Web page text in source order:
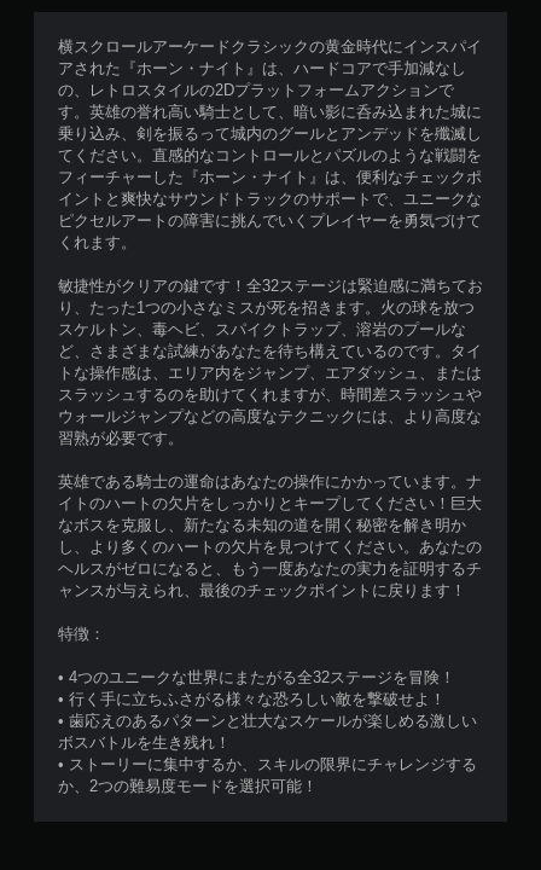
横スクロールアーケードクラシックの黄金時代にインスパイ
アされた『ホーン・ナイト』は、ハードコアで手加減なし
の、レトロスタイルの2Dプラットフォームアクションで
す。英雄の誉れ高い騎士として、暗い影に呑み込まれた城に
乗り込み、剣を振るって城内のグールとアンデッドを殲滅し
てください。直感的なコントロールとパズルのような戦闘を
フィーチャーした『ホーン・ナイト』は、便利なチェックポ
イントと爽快なサウンドトラックのサポートで、ユニークな
ピクセルアートの障害に挑んでいくプレイヤーを勇気づけて
くれます。
敏捷性がクリアの鍵です！全32ステージは緊迫感に満ちてお
り、たった1つの小さなミスが死を招きます。火の球を放つ
スケルトン、毒ヘビ、スパイクトラップ、溶岩のプールな
ど、さまざまな試練があなたを待ち構えているのです。タイ
トな操作感は、エリア内をジャンプ、エアダッシュ、または
スラッシュするのを助けてくれますが、時間差スラッシュや
ウォールジャンプなどの高度なテクニックには、より高度な
習熟が必要です。
英雄である騎士の運命はあなたの操作にかかっています。ナ
イトのハートの欠片をしっかりとキープしてください！巨大
なボスを克服し、新たなる未知の道を開く秘密を解き明か
し、より多くのハートの欠片を見つけてください。あなたの
ヘルスがゼロになると、もう一度あなたの実力を証明するチ
ャンスが与えられ、最後のチェックポイントに戻ります！
特徴：
• 4つのユニークな世界にまたがる全32ステージを冒険！
• 行く手に立ちふさがる様々な恐ろしい敵を撃破せよ！
• 歯応えのあるパターンと壮大なスケールが楽しめる激しい
ボスバトルを生き残れ！
• ストーリーに集中するか、スキルの限界にチャレンジする
か、2つの難易度モードを選択可能！